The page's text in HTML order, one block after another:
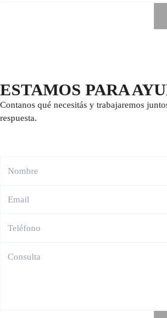
ESTAMOS PARA
Contanos qué necesitás y trabajaremos
respuesta.